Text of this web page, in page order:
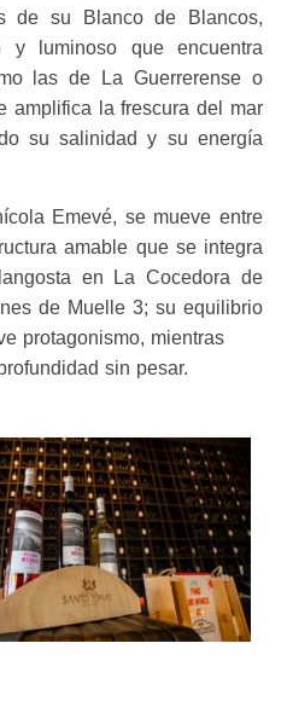
de su Blanco de Blancos,
y luminoso que encuentra
las de La Guerrerense o
amplifica la frescura del mar
su salinidad y su energía
Emevé, se mueve entre
amable que se integra
en La Cocedora de
de Muelle 3; su equilibrio
protagonismo, mientras
sin pesar.